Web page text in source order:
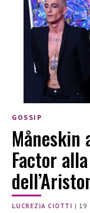
GOSSIP
Måneskin
Factor
LUCREZIA CIOTTI | 19